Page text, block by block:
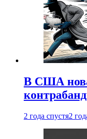
В США
2 года спустя2